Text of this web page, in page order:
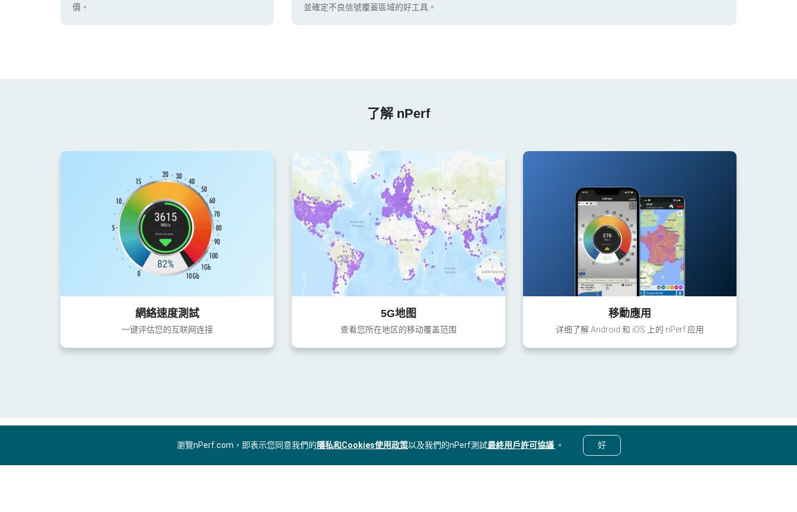
價。
並確定不良信號覆蓋區域的好工具。
了解 nPerf
網絡速度測試
一键评估您的互联网连接
5G地图
查看您所在地区的移动覆盖范围
移動應用
详细了解 Android 和 iOS 上的 nPerf 应用
瀏覽nPerf.com，即表示您同意我們的隱私和Cookies使用政策以及我們的nPerf測試最終用戶許可協議 。 好